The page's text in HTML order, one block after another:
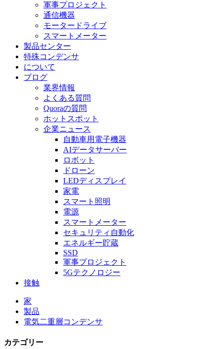
軍事プロジェクト
通信機器
モータードライブ
スマートメーター
製品センター
特殊コンデンサ
について
ブログ
業界情報
よくある質問
Quoraの質問
ホットスポット
企業ニュース
自動車用電子機器
AIデータサーバー
ロボット
ドローン
LEDディスプレイ
家電
スマート照明
電源
スマートメーター
セキュリティ自動化
エネルギー貯蔵
SSD
軍事プロジェクト
5Gテクノロジー
接触
家
製品
電気二重層コンデンサ
カテゴリー